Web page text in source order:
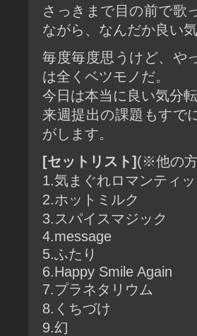
さっきまで目の前で歌
ながら、なんだか良い
毎度毎度思うけど、や
は全くベツモノだ。
今日は本当に良い気分
来週提出の課題もすで
がします。
[セットリスト] (※他の
1.気まぐれロマンティッ
2.ホットミルク
3.スパイスマジック
4.message
5.ふたり
6.Happy Smile Again
7.プラネタリウム
8.くちづけ
9.幻